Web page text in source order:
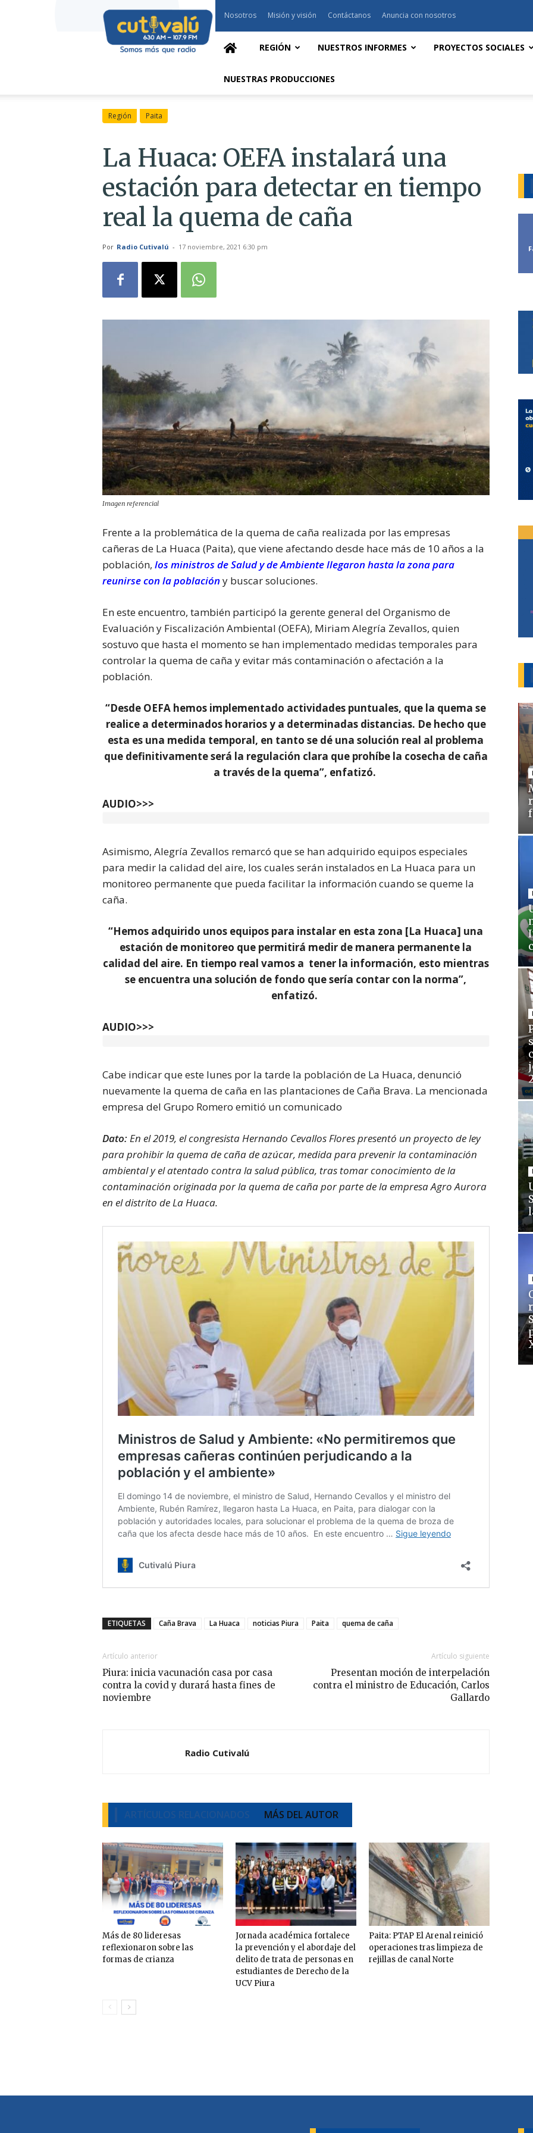
Cutivalú
Piura
Nosotros Misión y visión Contáctanos Anuncia con nosotros
REGIÓN NUESTROS INFORMES PROYECTOS SOCIALES
NUESTRAS PRODUCCIONES
Región Paita
La Huaca: OEFA instalará una
estación para detectar en tiempo
real la quema de caña
Por Radio Cutivalú - 17 noviembre, 2021 6:30 pm
Imagen referencial
Frente a la problemática de la quema de caña realizada por las empresas
cañeras de La Huaca (Paita), que viene afectando desde hace más de 10 años a la
población, los ministros de Salud y de Ambiente llegaron hasta la zona para
reunirse con la poblacióny buscar soluciones.
En este encuentro, también participó la gerente general del Organismo de
Evaluación y Fiscalización Ambiental (OEFA), Miriam Alegría Zevallos, quien
sostuvo que hasta el momento se han implementado medidas temporales para
controlar la quema de caña y evitar más contaminación o afectación a la
población.
“Desde OEFA hemos implementado actividades puntuales, que la quema se
realice a determinados horarios y a determinadas distancias. De hecho que
esta es una medida temporal, en tanto se dé una solución real al problema
que definitivamente será la regulación clara que prohíbe la cosecha de caña
a través de la quema”, enfatizó.
AUDIO>>>
Asimismo, Alegría Zevallos remarcó que se han adquirido equipos especiales
para medir la calidad del aire, los cuales serán instalados en La Huaca para un
monitoreo permanente que pueda facilitar la información cuando se queme la
caña.
“Hemos adquirido unos equipos para instalar en esta zona [La Huaca] una
estación de monitoreo que permitirá medir de manera permanente la
calidad del aire. En tiempo real vamos a tener la información, esto mientras
se encuentra una solución de fondo que sería contar con la norma”,
enfatizó.
AUDIO>>>
Cabe indicar que este lunes por la tarde la población de La Huaca, denunció
nuevamente la quema de caña en las plantaciones de Caña Brava. La mencionada
empresa del Grupo Romero emitió un comunicado
Dato: En el 2019, el congresista Hernando Cevallos Flores presentó un proyecto de ley
para prohibir la quema de caña de azúcar, medida para prevenir la contaminación
ambiental y el atentado contra la salud pública, tras tomar conocimiento de la
contaminación originada por la quema de caña por parte de la empresa Agro Aurora
en el distrito de La Huaca.
ETIQUETAS Caña Brava La Huaca noticias Piura Paita quema de caña
Artículo anterior
Piura: inicia vacunación casa por casa
contra la covid y durará hasta fines de
noviembre
Artículo siguiente
Presentan moción de interpelación
contra el ministro de Educación, Carlos
Gallardo
Radio Cutivalú
ARTÍCULOS RELACIONADOS MÁS DEL AUTOR
Más de 80 lideresas
reflexionaron sobre las
formas de crianza
Jornada académica fortalece
la prevención y el abordaje del
delito de trata de personas en
estudiantes de Derecho de la
UCV Piura
Paita: PTAP El Arenal reinició
operaciones tras limpieza de
rejillas de canal Norte